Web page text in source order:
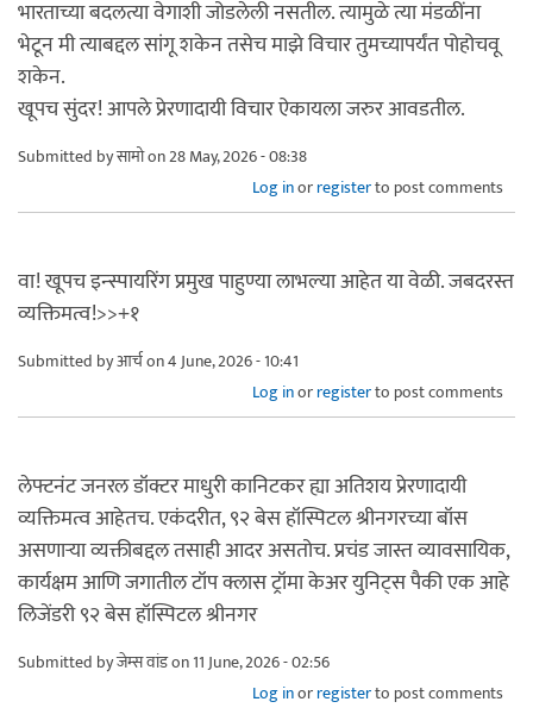
भारताच्या बदलत्या वेगाशी जोडलेली नसतील. त्यामुळे त्या मंडळींना
भेटून मी त्याबद्दल सांगू शकेन तसेच माझे विचार तुमच्यापर्यंत पोहोचवू
शकेन.
खूपच सुंदर! आपले प्रेरणादायी विचार ऐकायला जरुर आवडतील.
Submitted byसामोon 28 May, 2026 - 08:38
Log inorregisterto post comments
वा! खूपच इन्स्पायरिंग प्रमुख पाहुण्या लाभल्या आहेत या वेळी. जबदरस्त
व्यक्तिमत्व!>>+१
Submitted byआर्चon 4 June, 2026 - 10:41
Log inorregisterto post comments
लेफ्टनंट जनरल डॉक्टर माधुरी कानिटकर ह्या अतिशय प्रेरणादायी
व्यक्तिमत्व आहेतच. एकंदरीत, ९२ बेस हॉस्पिटल श्रीनगरच्या बॉस
असणाऱ्या व्यक्तीबद्दल तसाही आदर असतोच. प्रचंड जास्त व्यावसायिक,
कार्यक्षम आणि जगातील टॉप क्लास ट्रॉमा केअर युनिट्स पैकी एक आहे
लिजेंडरी ९२ बेस हॉस्पिटल श्रीनगर
Submitted byजेम्स वांडon 11 June, 2026 - 02:56
Log inorregisterto post comments